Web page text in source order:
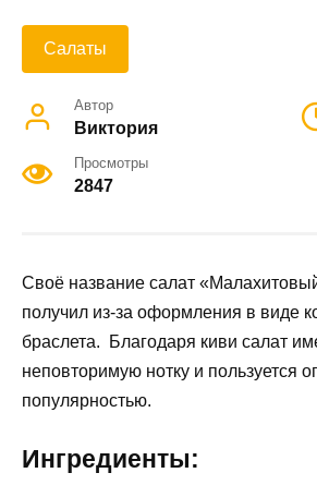
Салаты
Автор
Виктория
Просмотры
2847
Своё название салат
получил из-за оформления в виде
браслета. Благодаря киви салат
неповторимую нотку и пользуется
популярностью.
Ингредиенты: